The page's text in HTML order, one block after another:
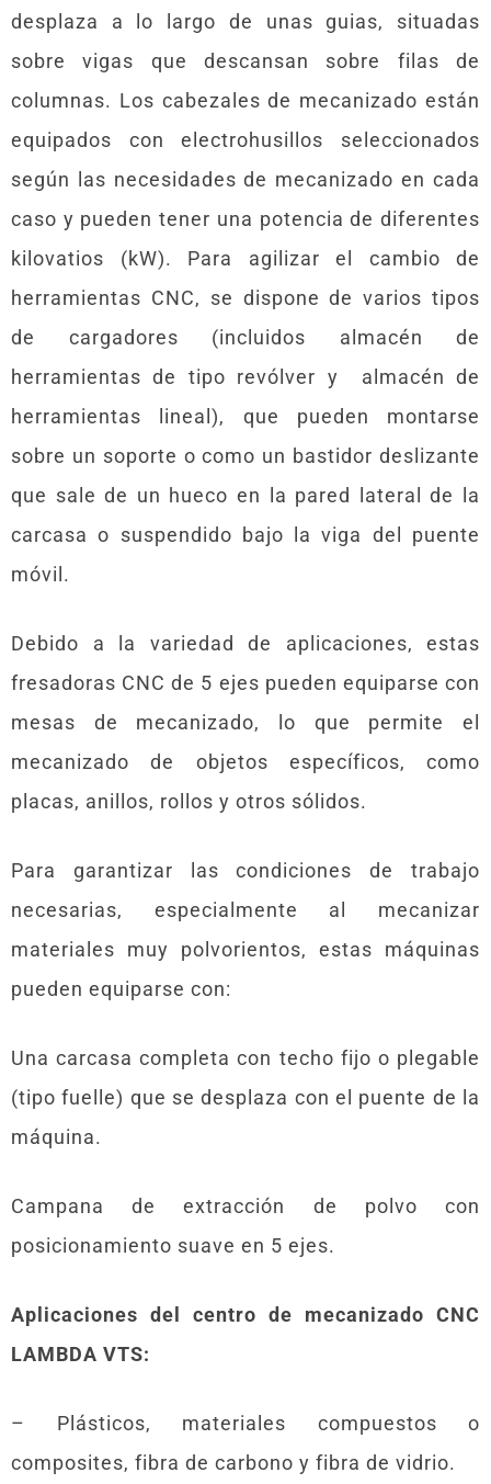
desplaza a lo largo de unas guias, situadas
sobre vigas que descansan sobre filas de
columnas. Los cabezales de mecanizado están
equipados con electrohusillos seleccionados
según las necesidades de mecanizado en cada
caso y pueden tener una potencia de diferentes
kilovatios (kW). Para agilizar el cambio de
herramientas CNC, se dispone de varios tipos
de cargadores (incluidos almacén de
herramientas de tipo revólver y almacén de
herramientas lineal), que pueden montarse
sobre un soporte o como un bastidor deslizante
que sale de un hueco en la pared lateral de la
carcasa o suspendido bajo la viga del puente
móvil.
Debido a la variedad de aplicaciones, estas
fresadoras CNC de 5 ejes pueden equiparse con
mesas de mecanizado, lo que permite el
mecanizado de objetos específicos, como
placas, anillos, rollos y otros sólidos.
Para garantizar las condiciones de trabajo
necesarias, especialmente al mecanizar
materiales muy polvorientos, estas máquinas
pueden equiparse con:
Una carcasa completa con techo fijo o plegable
(tipo fuelle) que se desplaza con el puente de la
máquina.
Campana de extracción de polvo con
posicionamiento suave en 5 ejes.
Aplicaciones del centro de mecanizado CNC
LAMBDA VTS:
– Plásticos, materiales compuestos o
composites, fibra de carbono y fibra de vidrio.